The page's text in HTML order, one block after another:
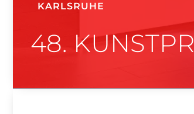
KARLSRUHE
48.